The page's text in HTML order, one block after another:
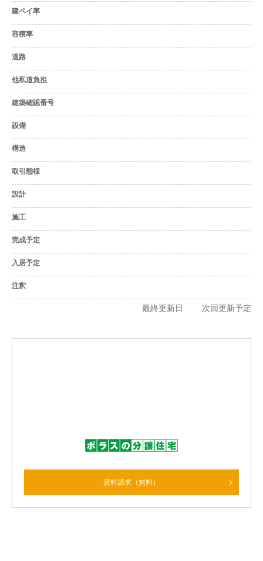
建ペイ率
容積率
道路
他私道負担
建築確認番号
設備
構造
取引態様
設計
施工
完成予定
入居予定
注釈
最終更新日 次回更新予定
資料請求（無料）